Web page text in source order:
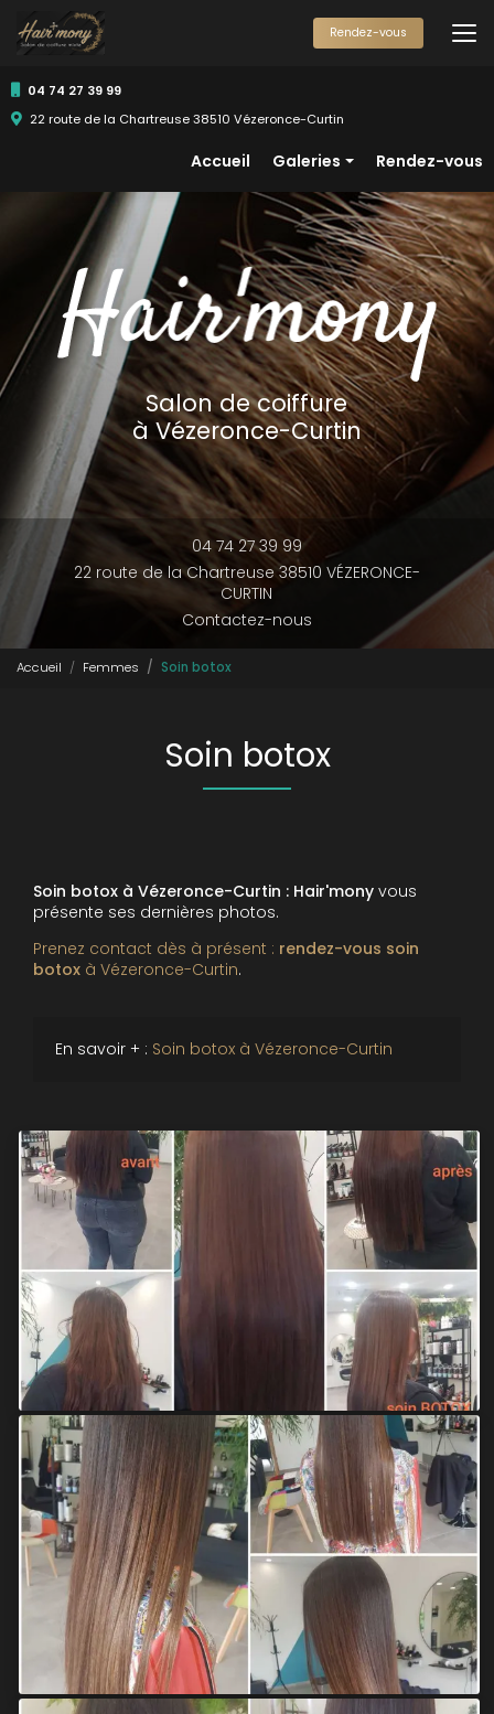
au
contenu
04 74 27 39 99
22 route de la Chartreuse 38510 Vézeronce-Curtin
Accueil
Galeries
Femmes
Hommes
Enfants
Rendez-vous
Rendez-vous
Salon de coiffure
à Vézeronce-Curtin
04 74 27 39 99
22 route de la Chartreuse 38510 VÉZERONCE-
CURTIN
Contactez-nous
Accueil Femmes Soin botox
Soin botox
Soin botox à Vézeronce-Curtin : Hair'mony vous
présente ses dernières photos.
Prenez contact dès à présent : rendez-vous soin
botox à Vézeronce-Curtin.
En savoir + : Soin botox à Vézeronce-Curtin